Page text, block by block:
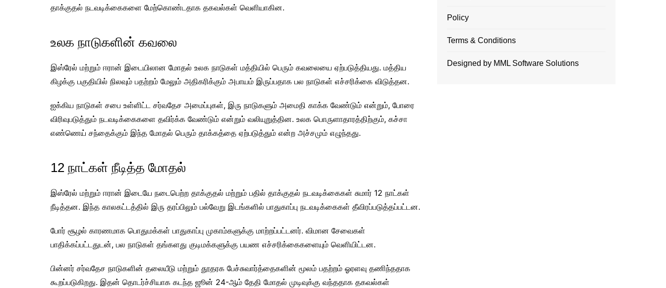
தாக்குதல் நடவடிக்கைகளை மேற்கொண்டதாக தகவல்கள் வெளியாகின.
உலக நாடுகளின் கவலை
இஸ்ரேல் மற்றும் ஈரான் இடையிலான மோதல் உலக நாடுகள் மத்தியில் பெரும் கவலையை ஏற்படுத்தியது. மத்திய
கிழக்கு பகுதியில் நிலவும் பதற்றம் மேலும் அதிகரிக்கும் அபாயம் இருப்பதாக பல நாடுகள் எச்சரிக்கை விடுத்தன.
ஐக்கிய நாடுகள் சபை உள்ளிட்ட சர்வதேச அமைப்புகள், இரு நாடுகளும் அமைதி காக்க வேண்டும் என்றும், போரை
விரிவுபடுத்தும் நடவடிக்கைகளை தவிர்க்க வேண்டும் என்றும் வலியுறுத்தின. உலக பொருளாதாரத்திற்கும், கச்சா
எண்ணெய் சந்தைக்கும் இந்த மோதல் பெரும் தாக்கத்தை ஏற்படுத்தும் என்ற அச்சமும் எழுந்தது.
12 நாட்கள் நீடித்த மோதல்
இஸ்ரேல் மற்றும் ஈரான் இடையே நடைபெற்ற தாக்குதல் மற்றும் பதில் தாக்குதல் நடவடிக்கைகள் சுமார் 12 நாட்கள்
நீடித்தன. இந்த காலகட்டத்தில் இரு தரப்பிலும் பல்வேறு இடங்களில் பாதுகாப்பு நடவடிக்கைகள் தீவிரப்படுத்தப்பட்டன.
போர் சூழல் காரணமாக பொதுமக்கள் பாதுகாப்பு முகாம்களுக்கு மாற்றப்பட்டனர். விமான சேவைகள்
பாதிக்கப்பட்டதுடன், பல நாடுகள் தங்களது குடிமக்களுக்கு பயண எச்சரிக்கைகளையும் வெளியிட்டன.
பின்னர் சர்வதேச நாடுகளின் தலையீடு மற்றும் தூதரக பேச்சுவார்த்தைகளின் மூலம் பதற்றம் ஓரளவு தணிந்ததாக
கூறப்படுகிறது. இதன் தொடர்ச்சியாக கடந்த ஜூன் 24-ஆம் தேதி மோதல் முடிவுக்கு வந்ததாக தகவல்கள்
Policy
Terms & Conditions
Designed by MML Software Solutions